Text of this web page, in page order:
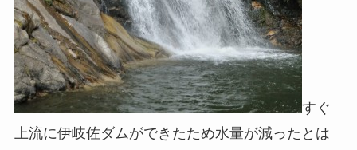
すぐ
上流に伊岐佐ダムができたため水量が減ったとは